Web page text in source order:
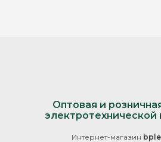
Оптовая и
электротехнической
Интернет-магазин